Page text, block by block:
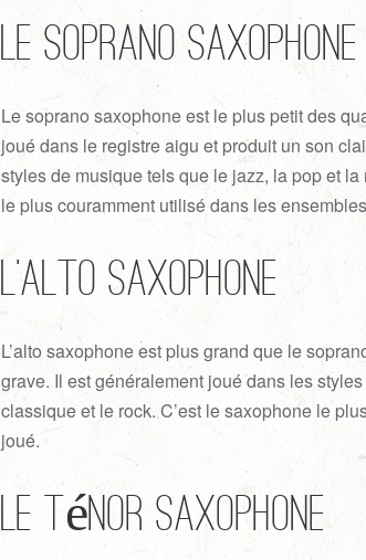
Le soprano saxophone
Le soprano saxophone est le plus petit des
joué dans le registre aigu et produit un son
styles de musique tels que le jazz, la pop et
le plus couramment utilisé dans les
L’alto saxophone
L’alto saxophone est plus grand que le
grave. Il est généralement joué dans les
classique et le rock. C’est le saxophone le
joué.
Le ténor saxophone